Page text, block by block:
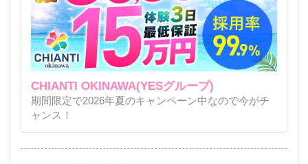
CHIANTI OKINAWA(YESグループ)
期間限定で2026年夏のキャンペーン中なので今がチ
ャンス！